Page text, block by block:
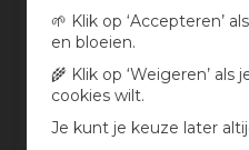
🌱 Klik op ‘Accepteren’
en bloeien.
🌾 Klik op ‘Weigeren’
cookies wilt.
Je kunt je keuze later